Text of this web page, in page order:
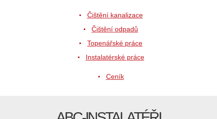
Čištění kanalizace
Čištění odpadů
Topenářské práce
Instalatérské práce
Ceník